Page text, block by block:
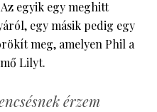
egyik egy meghitt
egy másik pedig egy
meg, amelyen Phil a
Lilyt.
érzem